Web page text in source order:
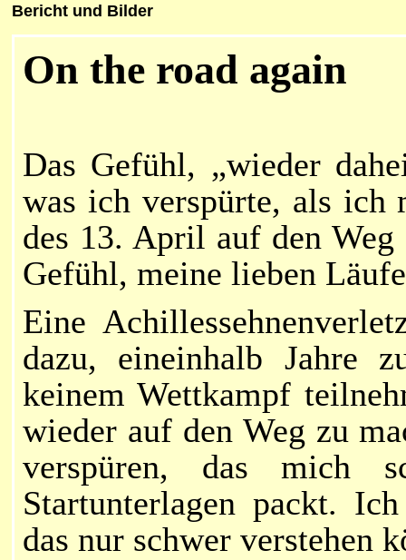
Bericht und Bilder
On the road again
Das Gefühl, „wieder
was ich verspürte, als ich
des 13. April auf den
Gefühl, meine lieben
Eine
dazu, eineinhalb Jahre
keinem Wettkampf
wieder auf den Weg zu
verspüren, dasmich
Startunterlagen packt.
das nur schwer verstehen